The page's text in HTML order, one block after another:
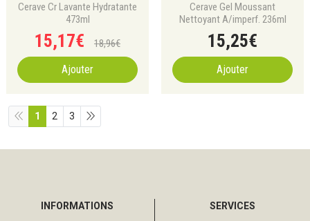
Cerave Cr Lavante Hydratante
473ml
15,17€ 18,96€
Ajouter
Cerave Gel Moussant
Nettoyant A/imperf. 236ml
15,25€
Ajouter
1 2 3
INFORMATIONS SERVICES